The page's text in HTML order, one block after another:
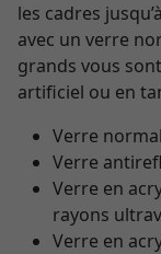
les cadres
avec un verre
grands vous
artificiel ou en
Verre
Verre
Verre en
rayons
Verre en